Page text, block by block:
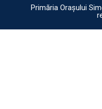
Primăria Orașului